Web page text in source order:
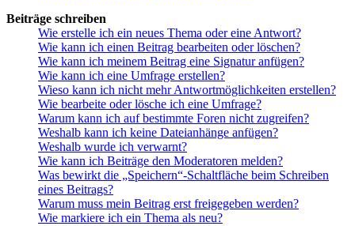
Beiträge schreiben
Wie erstelle ich ein neues Thema oder eine Antwort?
Wie kann ich einen Beitrag bearbeiten oder löschen?
Wie kann ich meinem Beitrag eine Signatur anfügen?
Wie kann ich eine Umfrage erstellen?
Wieso kann ich nicht mehr Antwortmöglichkeiten erstellen?
Wie bearbeite oder lösche ich eine Umfrage?
Warum kann ich auf bestimmte Foren nicht zugreifen?
Weshalb kann ich keine Dateianhänge anfügen?
Weshalb wurde ich verwarnt?
Wie kann ich Beiträge den Moderatoren melden?
Was bewirkt die „Speichern“-Schaltfläche beim Schreiben
eines Beitrags?
Warum muss mein Beitrag erst freigegeben werden?
Wie markiere ich ein Thema als neu?